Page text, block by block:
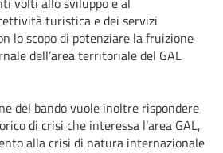
turistica e dei servizi
lo scopo di potenziare la fruizione
dell’area territoriale del GAL
del bando vuole inoltre rispondere
di crisi che interessa l’area GAL,
alla crisi di natura internazionale